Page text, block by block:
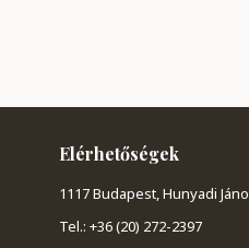
Elérhetőségek
1117 Budapest, Hunyadi
Tel.: +36 (20) 272-2397